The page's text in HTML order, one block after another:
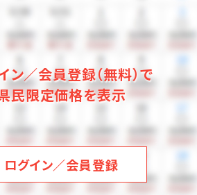
たします。（季節により変更あり）
用意しております。
ン／会員登録（無料）で
民限定価格を表示
ログイン／会員登録